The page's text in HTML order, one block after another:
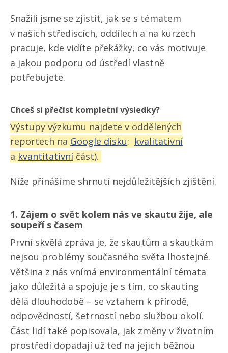
Snažili jsme se zjistit, jak se s tématem
v našich střediscích, oddílech a na kurzech
pracuje, kde vidíte překážky, co vás motivuje
a jakou podporu od ústředí vlastně
potřebujete.
Chceš si přečíst kompletní výsledky?
Výstupy výzkumu najdete v oddělených
reportech na Google disku: kvalitativní
a kvantitativní část).
Níže přinášíme shrnutí nejdůležitějších zjištění.
1. Zájem o svět kolem nás ve skautu žije, ale
soupeří s časem
První skvělá zpráva je, že skautům a skautkám
nejsou problémy současného světa lhostejné.
Většina z nás vnímá environmentální témata
jako důležitá a spojuje je s tím, co skauting
dělá dlouhodobě – se vztahem k přírodě,
odpovědností, šetrností nebo službou okolí.
Část lidí také popisovala, jak změny v životním
prostředí dopadají už teď na jejich běžnou